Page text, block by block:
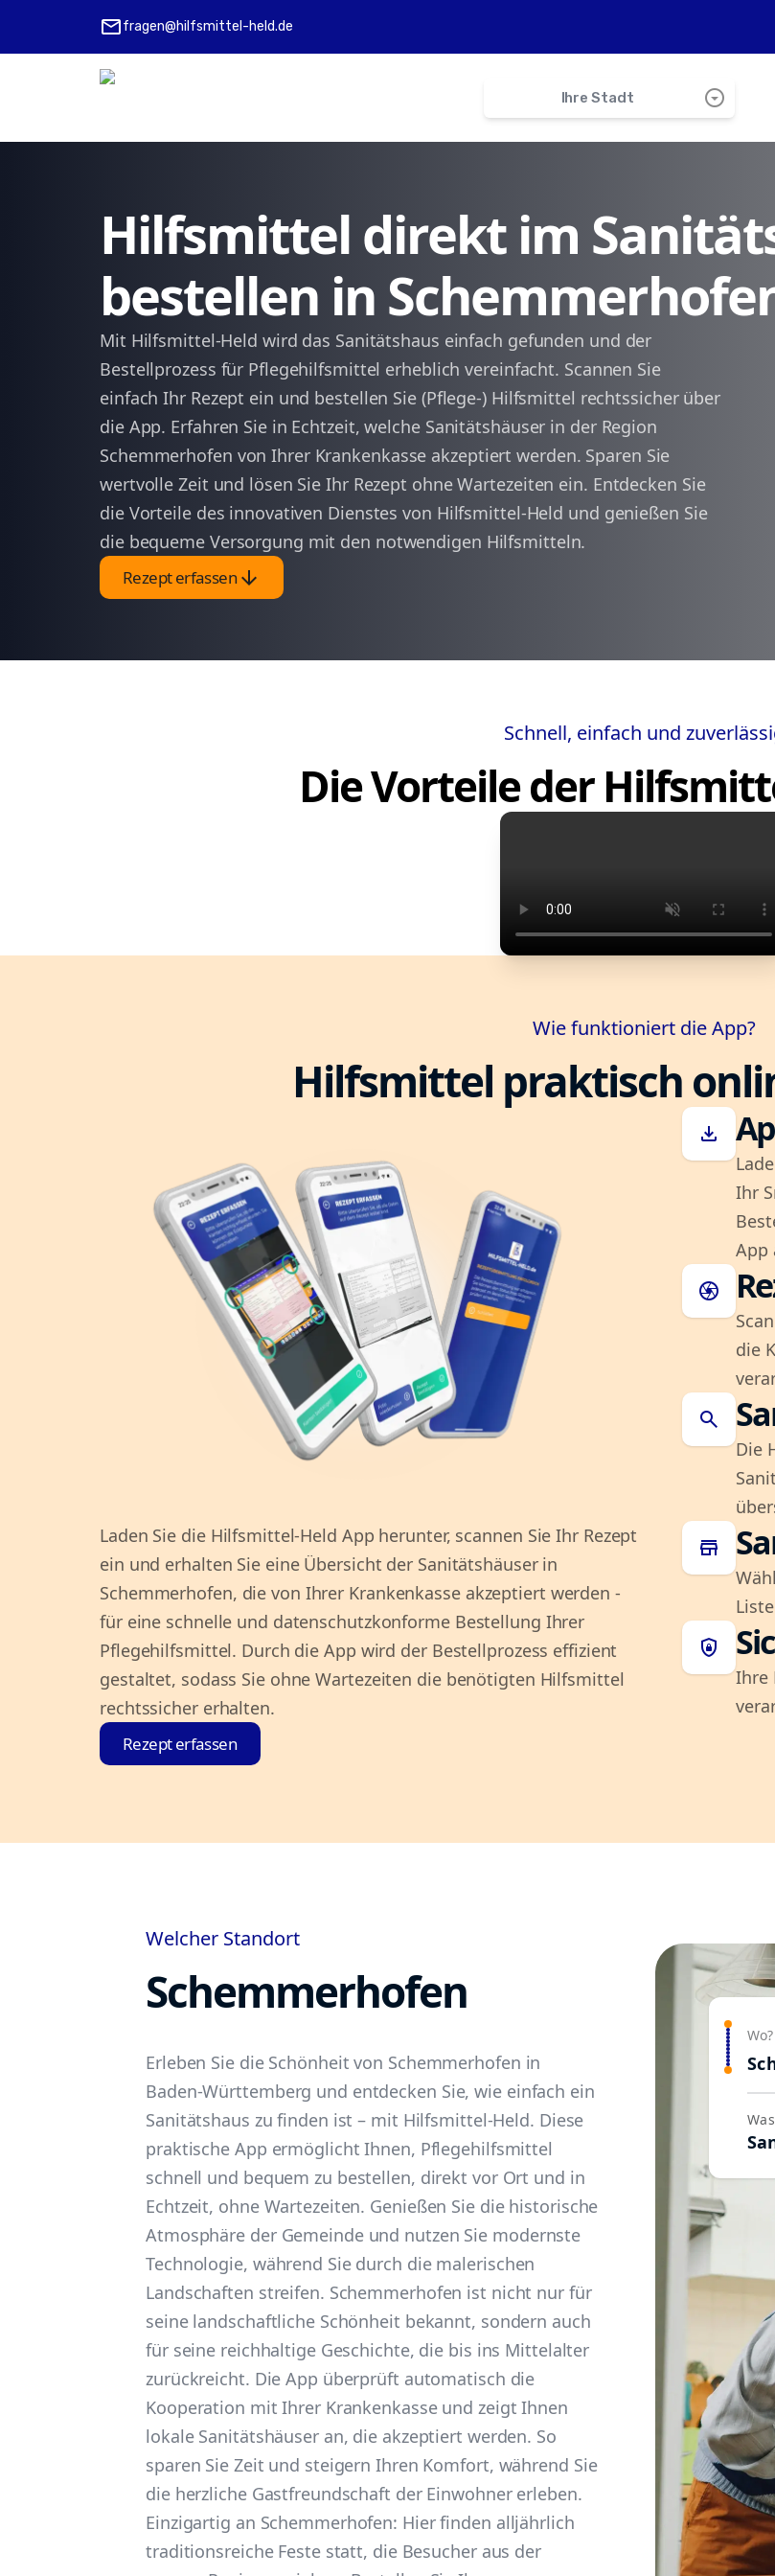
mailfragen@hilfsmittel-held.de
Ihre Stadt arrow_drop_down_circle
Warthausen
Maierhof
Mittelbiberach
arrow_back 1 arrow_forward
Hilfsmittel direkt im
bestellen in
Mit Hilfsmittel-Held wird das Sanitätshaus einfach gefunden und der
Bestellprozess für Pflegehilfsmittel erheblich vereinfacht. Scannen Sie
einfach Ihr Rezept ein und bestellen Sie (Pflege-) Hilfsmittel rechtssicher über
die App. Erfahren Sie in Echtzeit, welche Sanitätshäuser in der Region
Schemmerhofen von Ihrer Krankenkasse akzeptiert werden. Sparen Sie
wertvolle Zeit und lösen Sie Ihr Rezept ohne Wartezeiten ein. Entdecken Sie
die Vorteile des innovativen Dienstes von Hilfsmittel-Held und genießen Sie
die bequeme Versorgung mit den notwendigen Hilfsmitteln.
Rezept erfassenarrow_downward
Schnell, einfach und
Die Vorteile der
Wie funktioniert die App?
Hilfsmittel praktisch
Laden Sie die Hilfsmittel-Held App herunter, scannen Sie Ihr Rezept
ein und erhalten Sie eine Übersicht der Sanitätshäuser in
Schemmerhofen, die von Ihrer Krankenkasse akzeptiert werden -
für eine schnelle und datenschutzkonforme Bestellung Ihrer
Pflegehilfsmittel. Durch die App wird der Bestellprozess effizient
gestaltet, sodass Sie ohne Wartezeiten die benötigten Hilfsmittel
rechtssicher erhalten.
Rezept erfassen
download
Ihr
App
camera
die
search
Die
store
shield_lock
Ihre
Welcher Standort
Schemmerhofen
Erleben Sie die Schönheit von Schemmerhofen in
Baden-Württemberg und entdecken Sie, wie einfach ein
Sanitätshaus zu finden ist – mit Hilfsmittel-Held. Diese
praktische App ermöglicht Ihnen, Pflegehilfsmittel
schnell und bequem zu bestellen, direkt vor Ort und in
Echtzeit, ohne Wartezeiten. Genießen Sie die historische
Atmosphäre der Gemeinde und nutzen Sie modernste
Technologie, während Sie durch die malerischen
Landschaften streifen. Schemmerhofen ist nicht nur für
seine landschaftliche Schönheit bekannt, sondern auch
für seine reichhaltige Geschichte, die bis ins Mittelalter
zurückreicht. Die App überprüft automatisch die
Kooperation mit Ihrer Krankenkasse und zeigt Ihnen
lokale Sanitätshäuser an, die akzeptiert werden. So
sparen Sie Zeit und steigern Ihren Komfort, während Sie
die herzliche Gastfreundschaft der Einwohner erleben.
Einzigartig an Schemmerhofen: Hier finden alljährlich
traditionsreiche Feste statt, die Besucher aus der
Wo?